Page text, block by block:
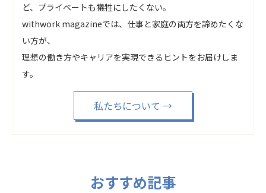
ど、プライベートも犠牲にしたくない。
withwork magazineでは、仕事と家庭の両方を諦めたくな
い方が、
理想の働き方やキャリアを実現できるヒントをお届けしま
す。
私たちについて →
おすすめ記事